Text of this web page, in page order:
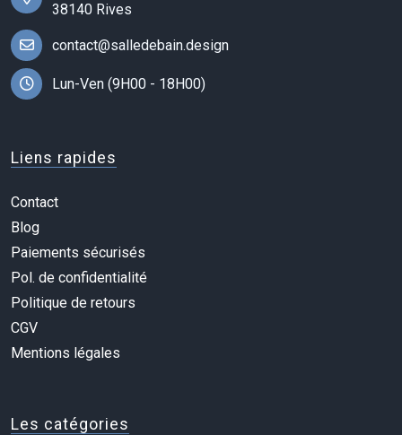
38140 Rives
contact@salledebain.design
Lun-Ven (9H00 - 18H00)
Liens rapides
Contact
Blog
Paiements sécurisés
Pol. de confidentialité
Politique de retours
CGV
Mentions légales
Les catégories